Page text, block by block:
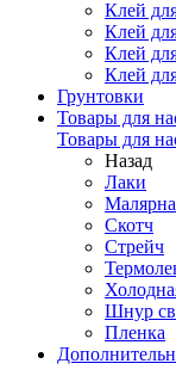
Клей
Клей
Клей
Клей
Грунтовки
Товары для
Товары для
Назад
Лаки
Скотч
Стрейч
Шнур
Пленка